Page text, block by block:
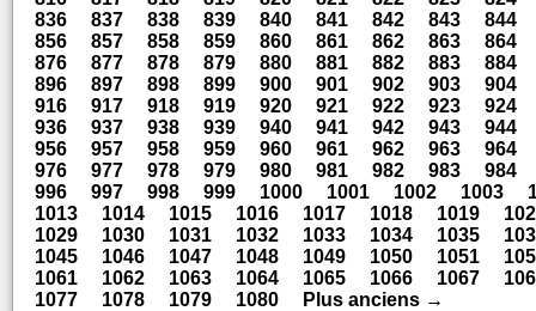
836
837 838 839 840 841 842 843
844
856
857 858 859 860 861 862 863
864
876
877 878 879 880 881 882 883
884
896
897 898 899 900 901 902 903
904
916
917 918 919 920 921 922 923
924
936
937 938 939 940 941 942 943
944
956
957 958 959 960 961 962 963
964
976
977 978 979 980 981 982 983
984
996
997 998 999 1000 1001 1002 1003
1013
1014 1015 1016 1017 1018 1019
1029
1030 1031 1032 1033 1034 1035
1045
1046 1047 1048 1049 1050 1051
1061
1062 1063 1064 1065 1066 1067
1077
1078 1079 1080 Plus anciens →